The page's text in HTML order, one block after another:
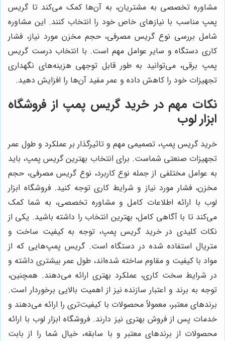
مشاوره تخصصی به مشتریان، به آن‌ها کمک می‌کند تا گریس
پمپ مناسب با نیازهای خاص خود را انتخاب کنند. این مشاوره
شامل بررسی نوع گریس مصرفی، حجم مخزن مورد نیاز، فشار
کاری دستگاه و سایر عوامل مهم است. با انتخاب درست گریس
پمپ برقی، می‌توانید به طور قابل توجهی هزینه‌های نگهداری
تجهیزات خود را کاهش داده و عمر مفید آن‌ها را افزایش دهید.
نکات مهم در خرید گریس پمپ از فروشگاه
ابزار لوب
خرید گریس پمپ، تصمیمی مهم و تاثیرگذار بر عملکرد و طول عمر
تجهیزات صنعتی شماست. برای انتخاب بهترین گریس پمپ، باید
به عوامل مختلفی از جمله نوع کاربرد، نوع گریس مصرفی، حجم
مخزن، فشار مورد نیاز و شرایط کاری توجه کنید. فروشگاه ابزار
لوب با ارائه اطلاعات کامل و مشاوره تخصصی، به شما کمک
می‌کند تا با آگاهی کامل، بهترین انتخاب را داشته باشید. یکی از
نکات کلیدی در خرید گریس پمپ، توجه به کیفیت ساخت و
متریال استفاده شده در دستگاه است. گریس پمپ‌هایی که از
مواد با کیفیت و مقاوم ساخته شده‌اند، طول عمر بیشتری داشته و
در شرایط سخت کاری، عملکرد بهتری ارائه می‌دهند. همچنین،
توجه به برند و اعتبار سازنده نیز از اهمیت بالایی برخوردار است.
برندهای معتبر، معمولاً محصولات با کیفیت‌تری را ارائه می‌دهند و
خدمات پس از فروش بهتری نیز دارند. فروشگاه ابزار لوب با ارائه
محصولات از برندهای معتبر و با سابقه، خیال شما را از بابت